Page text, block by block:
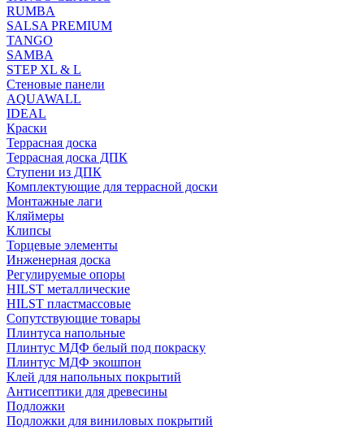
RUMBA
SALSA PREMIUM
TANGO
SAMBA
STEP XL & L
Стеновые панели
AQUAWALL
IDEAL
Краски
Террасная доска
Террасная доска ДПК
Ступени из ДПК
Комплектующие для террасной доски
Монтажные лаги
Кляймеры
Клипсы
Торцевые элементы
Инженерная доска
Регулируемые опоры
HILST металлические
HILST пластмассовые
Сопутствующие товары
Плинтуса напольные
Плинтус МДФ белый под покраску
Плинтус МДФ экошпон
Клей для напольных покрытий
Антисептики для древесины
Подложки
Подложки для виниловых покрытий